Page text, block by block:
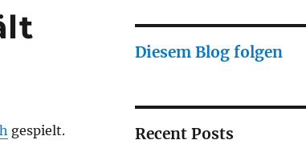
gespielt.
Diesem Blog folgen
Recent Posts